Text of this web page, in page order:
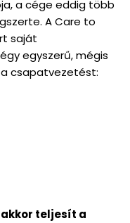
a cége eddig több
A Care to
saját
egyszerű, mégis
csapatvezetést:
teljesít a